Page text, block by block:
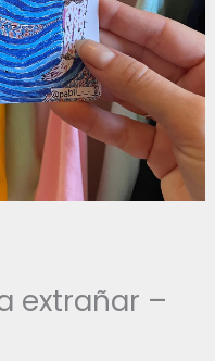
extrañar –